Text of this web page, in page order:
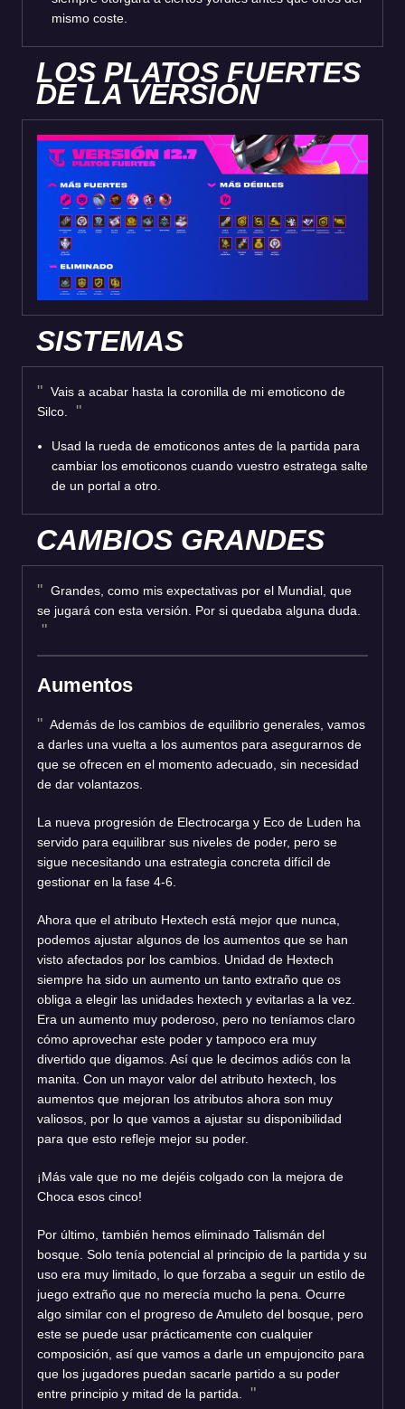
mismo coste.
LOS PLATOS FUERTES
DE LA VERSIÓN
SISTEMAS
Vais a acabar hasta la coronilla de mi emoticono de
Silco.
Usad la rueda de emoticonos antes de la partida para
cambiar los emoticonos cuando vuestro estratega salte
de un portal a otro.
CAMBIOS GRANDES
Grandes, como mis expectativas por el Mundial, que
se jugará con esta versión. Por si quedaba alguna duda.
Aumentos
Además de los cambios de equilibrio generales, vamos
a darles una vuelta a los aumentos para asegurarnos de
que se ofrecen en el momento adecuado, sin necesidad
de dar volantazos.
La nueva progresión de Electrocarga y Eco de Luden ha
servido para equilibrar sus niveles de poder, pero se
sigue necesitando una estrategia concreta difícil de
gestionar en la fase 4-6.
Ahora que el atributo Hextech está mejor que nunca,
podemos ajustar algunos de los aumentos que se han
visto afectados por los cambios. Unidad de Hextech
siempre ha sido un aumento un tanto extraño que os
obliga a elegir las unidades hextech y evitarlas a la vez.
Era un aumento muy poderoso, pero no teníamos claro
cómo aprovechar este poder y tampoco era muy
divertido que digamos. Así que le decimos adiós con la
manita. Con un mayor valor del atributo hextech, los
aumentos que mejoran los atributos ahora son muy
valiosos, por lo que vamos a ajustar su disponibilidad
para que esto refleje mejor su poder.
¡Más vale que no me dejéis colgado con la mejora de
Choca esos cinco!
Por último, también hemos eliminado Talismán del
bosque. Solo tenía potencial al principio de la partida y su
uso era muy limitado, lo que forzaba a seguir un estilo de
juego extraño que no merecía mucho la pena. Ocurre
algo similar con el progreso de Amuleto del bosque, pero
este se puede usar prácticamente con cualquier
composición, así que vamos a darle un empujoncito para
que los jugadores puedan sacarle partido a su poder
entre principio y mitad de la partida.